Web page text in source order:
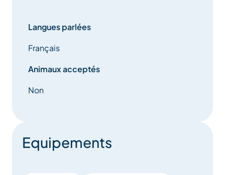
Langues parlées
Français
Animaux acceptés
Non
Equipements